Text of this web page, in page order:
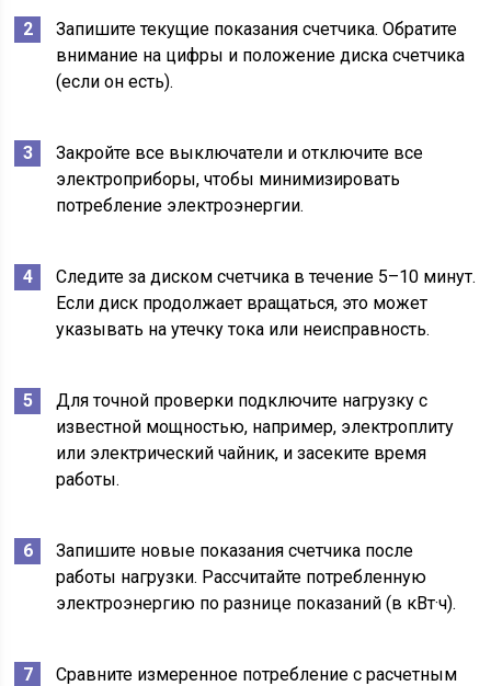
Запишите текущие показания счетчика. Обратите
внимание на цифры и положение диска счетчика
(если он есть).
Закройте все выключатели и отключите все
электроприборы, чтобы минимизировать
потребление электроэнергии.
Следите за диском счетчика в течение 5–10 минут.
Если диск продолжает вращаться, это может
указывать на утечку тока или неисправность.
Для точной проверки подключите нагрузку с
известной мощностью, например, электроплиту
или электрический чайник, и засеките время
работы.
Запишите новые показания счетчика после
работы нагрузки. Рассчитайте потребленную
электроэнергию по разнице показаний (в кВт·ч).
Сравните измеренное потребление с расчетным